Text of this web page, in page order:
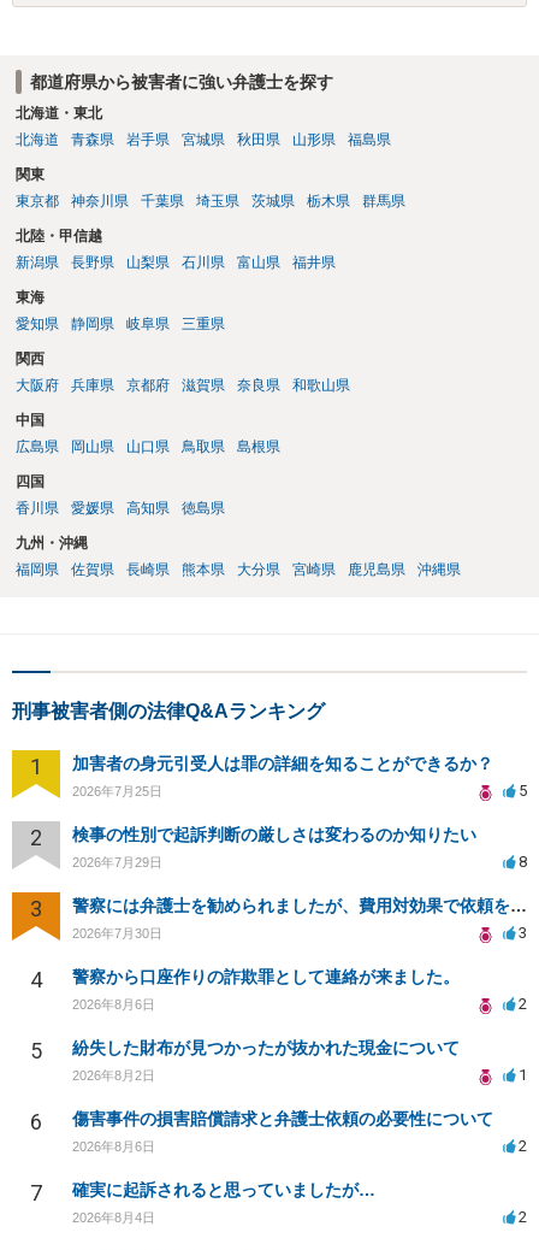
都道府県から被害者に強い弁護士を探す
北海道・東北
北海道
青森県 岩手県 宮城県 秋田県 山形県 福島県
関東
東京都
神奈川県 千葉県 埼玉県 茨城県 栃木県 群馬県
北陸・甲信越
新潟県
長野県 山梨県 石川県 富山県 福井県
東海
愛知県
静岡県 岐阜県 三重県
関西
大阪府
兵庫県 京都府 滋賀県 奈良県 和歌山県
中国
広島県
岡山県 山口県 鳥取県 島根県
四国
香川県
愛媛県 高知県 徳島県
九州・沖縄
福岡県
佐賀県 長崎県 熊本県 大分県 宮崎県 鹿児島県 沖縄県
刑事被害者側の法律Q&Aランキング
1 加害者の身元引受人は罪の詳細を知ることができるか？
2026年7月25日 5
2 検事の性別で起訴判断の厳しさは変わるのか知りたい
2026年7月29日 8
3 警察には弁護士を勧められましたが、費用対効果で依頼をすることを躊躇しています。
2026年7月30日 3
4 警察から口座作りの詐欺罪として連絡が来ました。
2026年8月6日 2
5 紛失した財布が見つかったが抜かれた現金について
2026年8月2日 1
6 傷害事件の損害賠償請求と弁護士依頼の必要性について
2026年8月6日 2
7 確実に起訴されると思っていましたが…
2026年8月4日 2